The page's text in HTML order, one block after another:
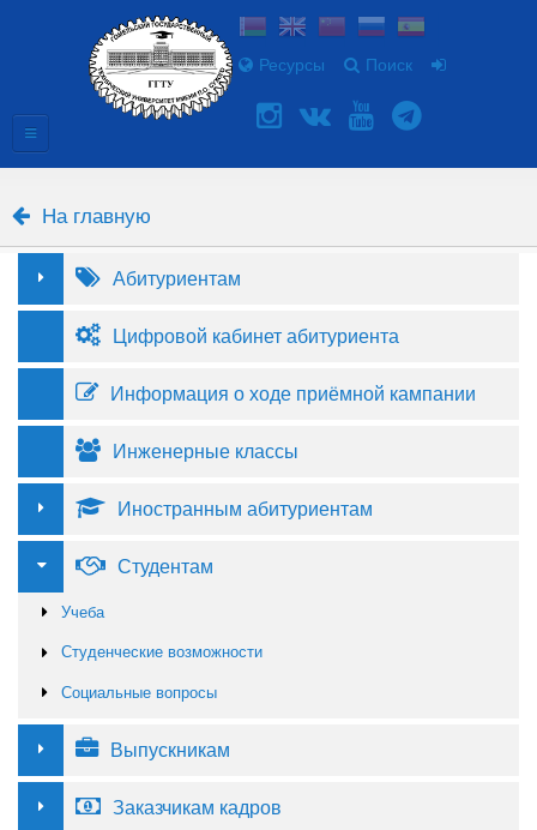
Ресурсы Поиск
На главную
Абитуриентам
Цифровой кабинет абитуриента
Информация о ходе приёмной кампании
Инженерные классы
Иностранным абитуриентам
Студентам
Учеба
Студенческие возможности
Социальные вопросы
Выпускникам
Заказчикам кадров